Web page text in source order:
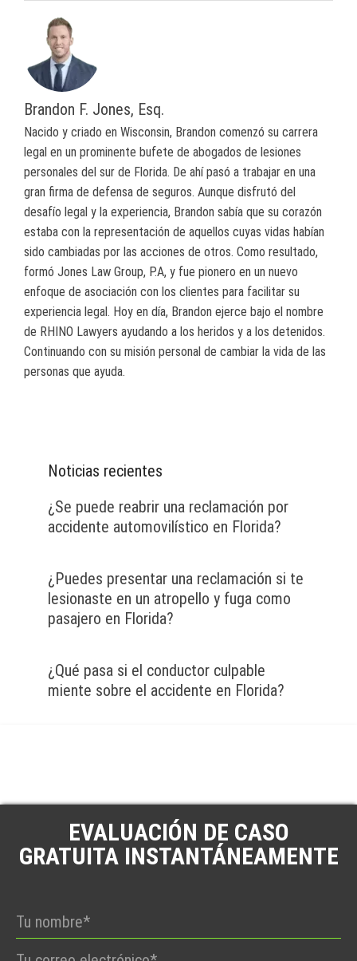
Brandon F. Jones, Esq.
Nacido y criado en Wisconsin, Brandon comenzó su carrera
legal en un prominente bufete de abogados de lesiones
personales del sur de Florida. De ahí pasó a trabajar en una
gran firma de defensa de seguros. Aunque disfrutó del
desafío legal y la experiencia, Brandon sabía que su corazón
estaba con la representación de aquellos cuyas vidas habían
sido cambiadas por las acciones de otros. Como resultado,
formó Jones Law Group, P.A, y fue pionero en un nuevo
enfoque de asociación con los clientes para facilitar su
experiencia legal. Hoy en día, Brandon ejerce bajo el nombre
de RHINO Lawyers ayudando a los heridos y a los detenidos.
Continuando con su misión personal de cambiar la vida de las
personas que ayuda.
Noticias recientes
¿Se puede reabrir una reclamación por
accidente automovilístico en Florida?
¿Puedes presentar una reclamación si te
lesionaste en un atropello y fuga como
pasajero en Florida?
¿Qué pasa si el conductor culpable
miente sobre el accidente en Florida?
EVALUACIÓN DE CASO
GRATUITA INSTANTÁNEAMENTE